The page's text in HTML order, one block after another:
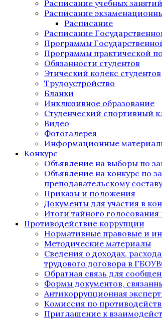
Расписание учебных занятий
Расписание
Расписание
Расписание
Программы
Программы практической
Обязанности студентов
Этический кодекс студентов
Трудоустройство
Бланки
Инклюзивное образование
Студенческий спортивный
Видео
Фотогалерея
Информационные
Конкурс
Объявление на выборы по
Объявление на конкурс по
преподавательскому составу
Приказы и положения
Документы для участия в
Итоги тайного голосования
Противодействие коррупции
Нормативные правовые и
Методические материалы
Сведения о доходах,
трудового договора в
Обратная связь для
Формы документов,
Антикоррупционная
Комиссия по
Приглашение к